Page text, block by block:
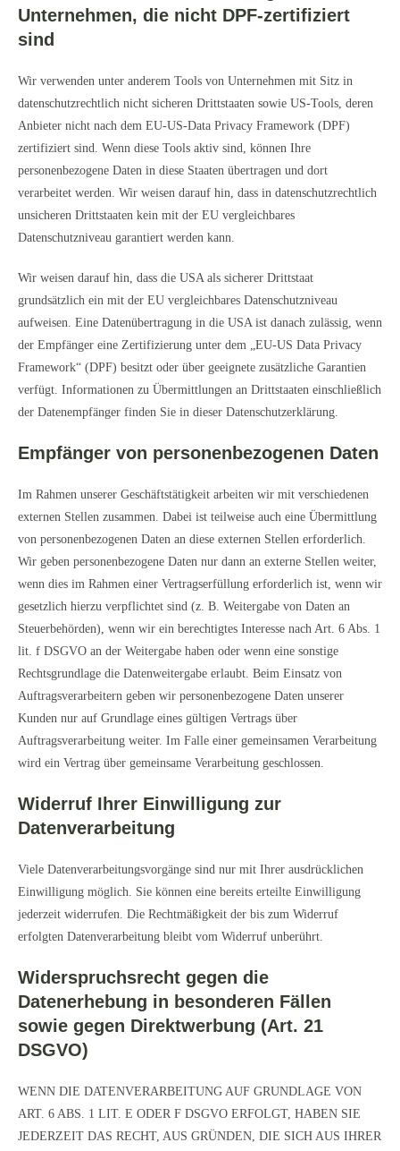
Unternehmen, die nicht DPF-zertifiziert
sind
Wir verwenden unter anderem Tools von Unternehmen mit Sitz in
datenschutzrechtlich nicht sicheren Drittstaaten sowie US-Tools, deren
Anbieter nicht nach dem EU-US-Data Privacy Framework (DPF)
zertifiziert sind. Wenn diese Tools aktiv sind, können Ihre
personenbezogene Daten in diese Staaten übertragen und dort
verarbeitet werden. Wir weisen darauf hin, dass in datenschutzrechtlich
unsicheren Drittstaaten kein mit der EU vergleichbares
Datenschutzniveau garantiert werden kann.
Wir weisen darauf hin, dass die USA als sicherer Drittstaat
grundsätzlich ein mit der EU vergleichbares Datenschutzniveau
aufweisen. Eine Datenübertragung in die USA ist danach zulässig, wenn
der Empfänger eine Zertifizierung unter dem „EU-US Data Privacy
Framework“ (DPF) besitzt oder über geeignete zusätzliche Garantien
verfügt. Informationen zu Übermittlungen an Drittstaaten einschließlich
der Datenempfänger finden Sie in dieser Datenschutzerklärung.
Empfänger von personenbezogenen Daten
Im Rahmen unserer Geschäftstätigkeit arbeiten wir mit verschiedenen
externen Stellen zusammen. Dabei ist teilweise auch eine Übermittlung
von personenbezogenen Daten an diese externen Stellen erforderlich.
Wir geben personenbezogene Daten nur dann an externe Stellen weiter,
wenn dies im Rahmen einer Vertragserfüllung erforderlich ist, wenn wir
gesetzlich hierzu verpflichtet sind (z. B. Weitergabe von Daten an
Steuerbehörden), wenn wir ein berechtigtes Interesse nach Art. 6 Abs. 1
lit. f DSGVO an der Weitergabe haben oder wenn eine sonstige
Rechtsgrundlage die Datenweitergabe erlaubt. Beim Einsatz von
Auftragsverarbeitern geben wir personenbezogene Daten unserer
Kunden nur auf Grundlage eines gültigen Vertrags über
Auftragsverarbeitung weiter. Im Falle einer gemeinsamen Verarbeitung
wird ein Vertrag über gemeinsame Verarbeitung geschlossen.
Widerruf Ihrer Einwilligung zur
Datenverarbeitung
Viele Datenverarbeitungsvorgänge sind nur mit Ihrer ausdrücklichen
Einwilligung möglich. Sie können eine bereits erteilte Einwilligung
jederzeit widerrufen. Die Rechtmäßigkeit der bis zum Widerruf
erfolgten Datenverarbeitung bleibt vom Widerruf unberührt.
Widerspruchsrecht gegen die
Datenerhebung in besonderen Fällen
sowie gegen Direktwerbung (Art. 21
DSGVO)
WENN DIE DATENVERARBEITUNG AUF GRUNDLAGE VON
ART. 6 ABS. 1 LIT. E ODER F DSGVO ERFOLGT, HABEN SIE
JEDERZEIT DAS RECHT, AUS GRÜNDEN, DIE SICH AUS IHRER